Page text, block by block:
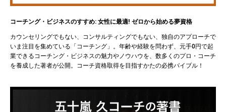
コーチング・ビジネスのすすめ: 女性に最適! ゼロから始める夢資格
カウンセリングでもない、コンサルティングでもない、独自のアプローチで
いま注目を集めている「コーチング」。年齢や経験を問わず、元手0円で起
業できるコーチング・ビジネスの魅力やノウハウを、数多くのプロ・コーチ
を養成した著者が公開。コーチ資格取得を目指すかたの必携バイブル！